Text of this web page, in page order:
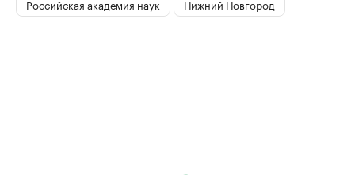
Российская академия наук Нижний Новгород